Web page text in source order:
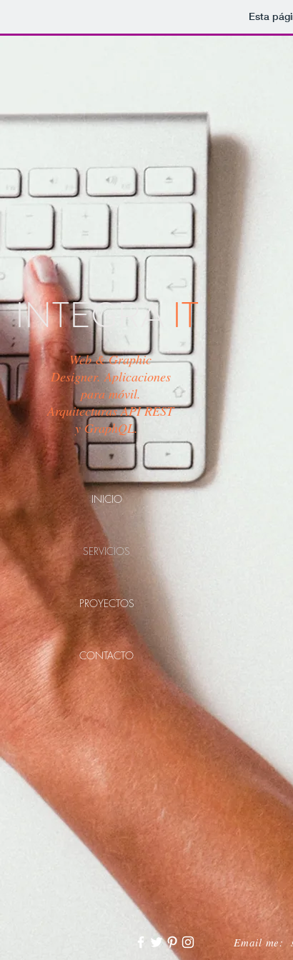
Esta
INTEGRA IT
Web & Graphic
Designer. Aplicaciones
para móvil.
Arquitecturas API REST
y GraphQL.
INICIO
SERVICIOS
PROYECTOS
CONTACTO
Email me: